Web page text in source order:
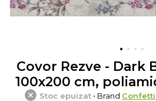
Covor Rezve - Dark
100x200 cm,
Stoc epuizat • Brand Confetti